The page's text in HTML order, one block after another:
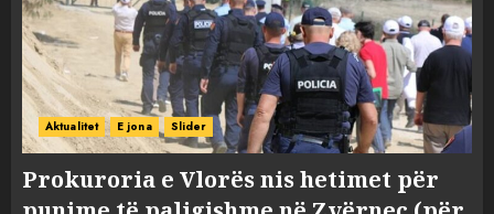
Aktualitet E jona Slider
Prokuroria e Vlorës nis hetimet për